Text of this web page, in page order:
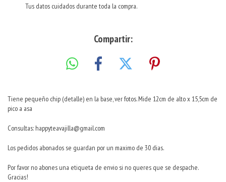
Tus datos cuidados durante toda la compra.
Compartir:
Tiene pequeño chip (detalle) en la base, ver fotos. Mide 12cm de alto x 15,5cm de
pico a asa
Consultas: happyteavajilla@gmail.com
Los pedidos abonados se guardan por un maximo de 30 dias.
Por favor no abones una etiqueta de envio si no queres que se despache.
Gracias!